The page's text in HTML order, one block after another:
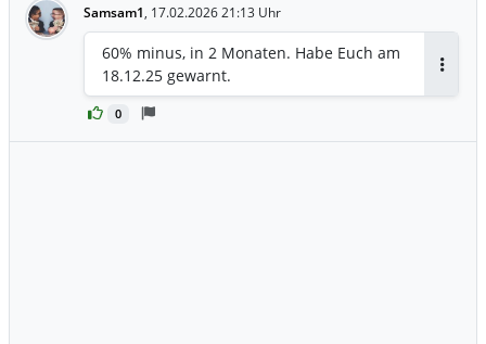
Samsam1, 17.02.2026 21:13 Uhr
0
60% minus, in 2 Monaten. Habe Euch am
18.12.25 gewarnt.